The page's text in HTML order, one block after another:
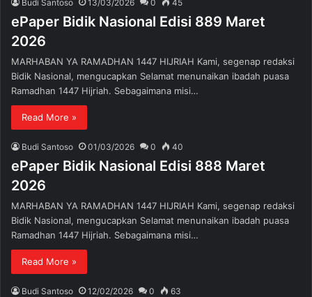
Budi Santoso 13/03/2026 0 45
ePaper Bidik Nasional Edisi 889 Maret
2026
MARHABAN YA RAMADHAN 1447 HIJRIAH Kami, segenap redaksi
Bidik Nasional, mengucapkan Selamat menunaikan ibadah puasa
Ramadhan 1447 Hijriah. Sebagaimana misi…
Read More »
Budi Santoso 01/03/2026 0 40
ePaper Bidik Nasional Edisi 888 Maret
2026
MARHABAN YA RAMADHAN 1447 HIJRIAH Kami, segenap redaksi
Bidik Nasional, mengucapkan Selamat menunaikan ibadah puasa
Ramadhan 1447 Hijriah. Sebagaimana misi…
Read More »
Budi Santoso 12/02/2026 0 63